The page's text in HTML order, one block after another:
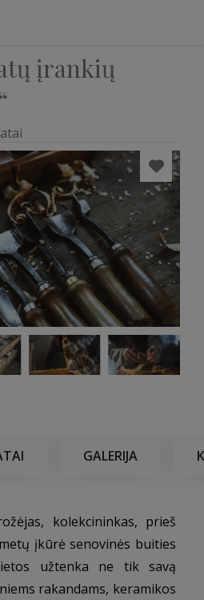
įrankių
GALERIJA
kolekcininkas, prieš
įkūrė senovinės buities
užtenka ne tik savą
rakandams, keramikos